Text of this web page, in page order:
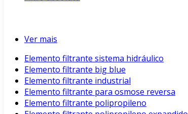
Ver mais
Elemento filtrante sistema hidráulico
Elemento filtrante big blue
Elemento filtrante industrial
Elemento filtrante para osmose reversa
Elemento filtrante polipropileno